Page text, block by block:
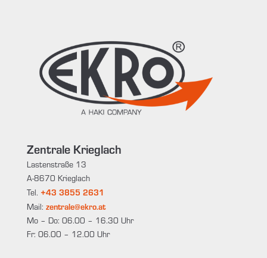
Zentrale Krieglach
Lastenstraße 13
A-8670 Krieglach
Tel. +43 3855 2631
Mail: zentrale@ekro.at
Mo – Do: 06.00 – 16.30 Uhr
Fr: 06.00 – 12.00 Uhr